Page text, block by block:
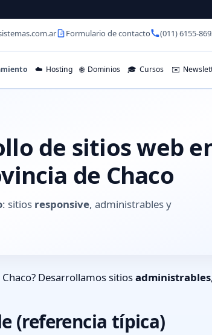
Formulario de contacto (011) 6155-
☁️ Hosting 🌐 Dominios 🎓 Cursos ✉️
de sitios web
de Chaco
: sitios responsive, administrables y
Desarrollamos sitiosadministrables
(referencia típica)